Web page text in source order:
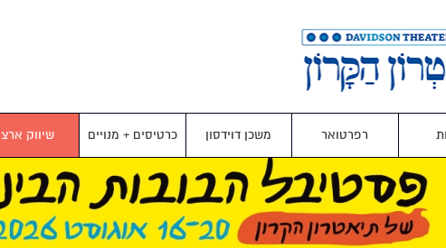
רפרטואר משכן דוידסון כרטיסים + מנויים שיווק